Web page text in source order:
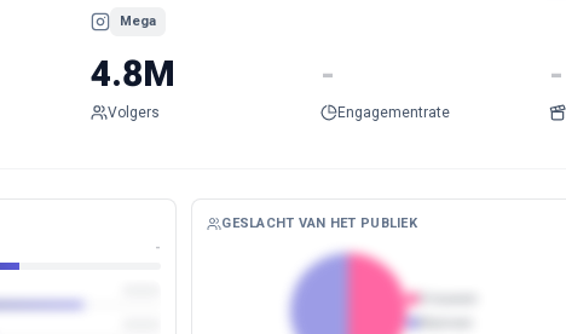
Mega
4.8M
Volgers
-
Engagementrate
-
-
GESLACHT VAN HET PUBLIEK